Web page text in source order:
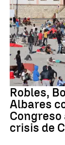
Crisis migratoria
Robles,
Albares
crisis de